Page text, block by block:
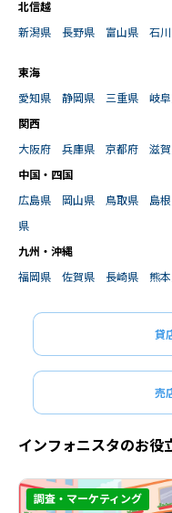
北信越
新潟県
長野県 富山県 石
東海
愛知県
静岡県 三重県
岐
関西
大阪府
兵庫県 京都府 滋
中国・四国
広島県
岡山県 鳥取県 島
県
九州・沖縄
福岡県
佐賀県 長崎県 熊
貸
売
インフォニスタのお役
調査・マーケティング